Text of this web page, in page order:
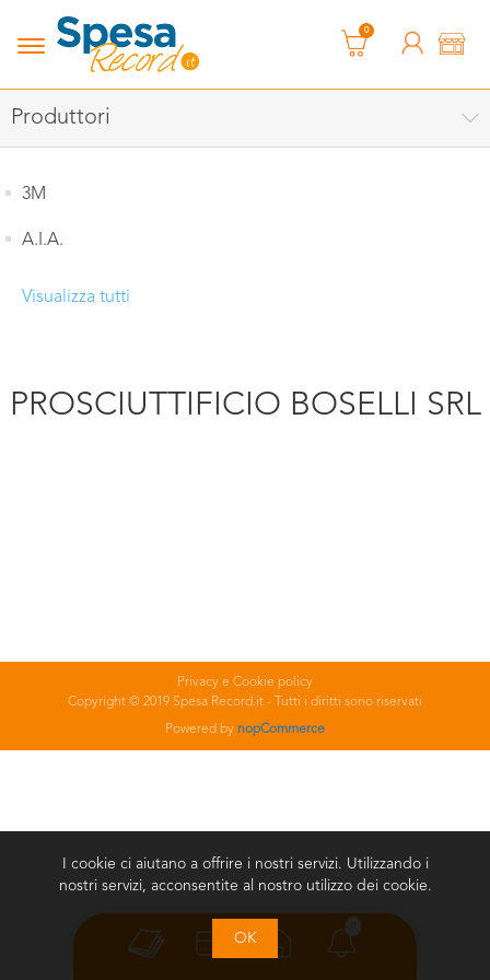
0
Produttori
3M
A.I.A.
Visualizza tutti
PROSCIUTTIFICIO BOSELLI SRL
Privacy e Cookie policy
Copyright © 2019 Spesa Record.it - Tutti i diritti sono riservati
Powered by nopCommerce
I cookie ci aiutano a offrire i nostri servizi. Utilizzando i
nostri servizi, acconsentite al nostro utilizzo dei cookie.
OK